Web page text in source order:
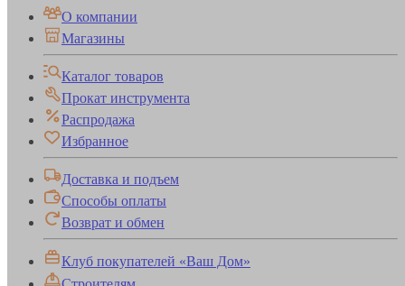
О компании
Магазины
Каталог товаров
Прокат инструмента
Распродажа
Избранное
Доставка и подъем
Способы оплаты
Возврат и обмен
Клуб покупателей «Ваш Дом»